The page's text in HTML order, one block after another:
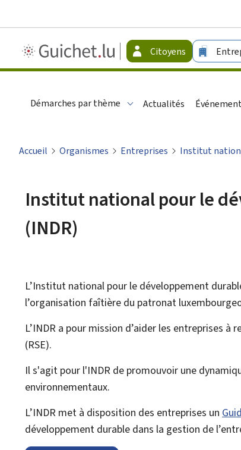
Guichet.lu
-
Citoyens
Démarches par thème Actualités
Accueil Organismes Entreprises Institut
Institut national pour le
(INDR)
L’Institut national pour le développement
l’organisation faîtière du patronat
L’INDR a pour mission d’aider les entreprises
(RSE).
Il s'agit pour l'INDR de promouvoir une
environnementaux.
L’INDR met à disposition des entreprises un
développement durable dans la gestion de